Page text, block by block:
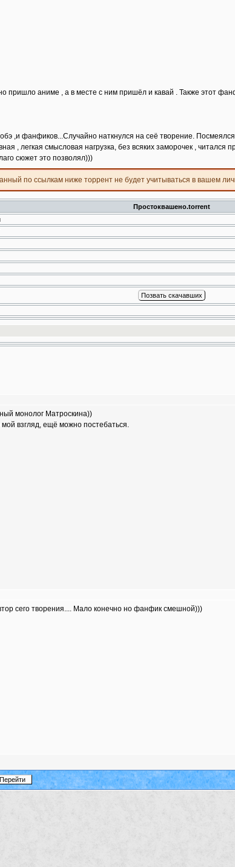
пришло аниме , а в месте с ним пришёл и кавай . Также этот
,и фанфиков...Случайно наткнулся на сеё творение.
, легкая смысловая нагрузка, без всяких заморочек , читался
сюжет это позволял)))
по ссылкам ниже торрент не будет учитываться в вашем
Простоквашено.torrent
монолог Матроскина))
взгляд, ещё можно постебаться.
сего творения.... Мало конечно но фанфик смешной)))